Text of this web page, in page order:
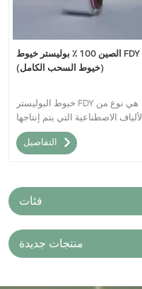
الصين 100 ٪ بوليستر خيوط FDY
(خيوط السحب الكامل)
خيوط البوليستر FDY هي نوع من
الألياف الاصطناعية التي يتم إنتاجها
عن طريق صهر وبثق رقائق بوليمر
بوليستر. يتم بعد ذلك شد خيوط
التفاصيل
فئات
منتجات جديدة